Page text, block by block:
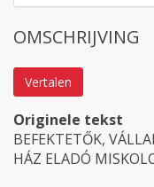
OMSCHRIJVING
Vertalen
Originele tekst
BEFEKTETŐK,
HÁZ ELADÓ